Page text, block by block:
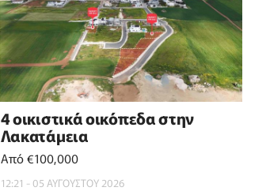
4 οικιστικά οικόπεδα στην
Λακατάμεια
Από €100,000
12:21 - 05 ΑΥΓΟΥΣΤΟΥ 2026